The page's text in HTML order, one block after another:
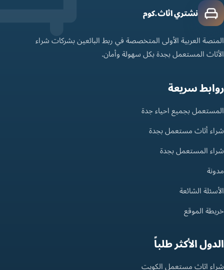
نشتري اثاث.كوم
المنصة العربية الأولى المتخصصة في ربط البائعين بشركات شراء
الأثاث المستعمل بجدة بكل سهولة وأمان.
روابط سريعة
المستعمل بجميع احياء جدة
شراء أثاث مستعمل بجدة
شراء المستعمل بجدة
مدونة
الأسئلة الشائعة
خريطة الموقع
الدول الأكثر طلباً
شراء اثاث مستعمل الكويت